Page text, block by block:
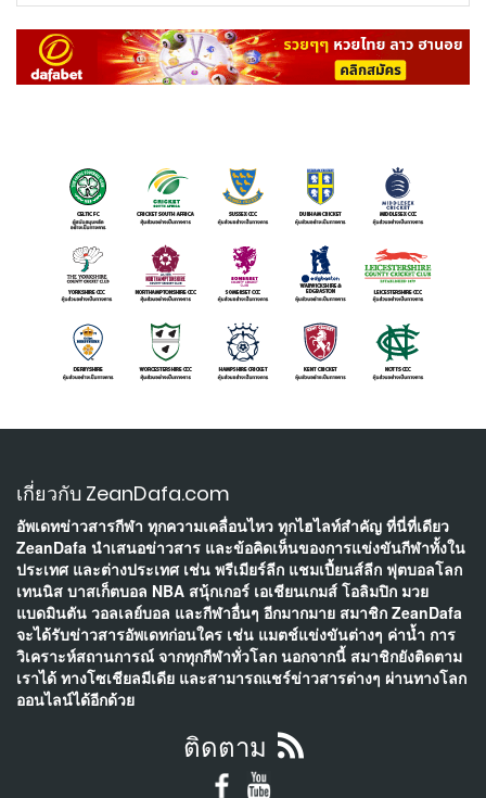
เกี่ยวกับ ZeanDafa.com
อัพเดทข่าวสารกีฬา ทุกความเคลื่อนไหว ทุกไฮไลท์สำคัญ ที่นี่ที่เดียว
ZeanDafa นำเสนอข่าวสาร และข้อคิดเห็นของการแข่งขันกีฬาทั้งใน
ประเทศ และต่างประเทศ เช่น พรีเมียร์ลีก แชมเปี้ยนส์ลีก ฟุตบอลโลก
เทนนิส บาสเก็ตบอล NBA สนุ้กเกอร์ เอเชียนเกมส์ โอลิมปิก มวย
แบดมินตัน วอลเลย์บอล และกีฬาอื่นๆ อีกมากมาย สมาชิก ZeanDafa
จะได้รับข่าวสารอัพเดทก่อนใคร เช่น แมตช์แข่งขันต่างๆ ค่าน้ำ การ
วิเคราะห์สถานการณ์ จากทุกกีฬาทั่วโลก นอกจากนี้ สมาชิกยังติดตาม
เราได้ ทางโซเชียลมีเดีย และสามารถแชร์ข่าวสารต่างๆ ผ่านทางโลก
ออนไลน์ได้อีกด้วย
ติดตาม